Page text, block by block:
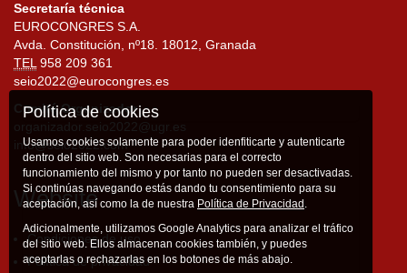
Secretaría técnica
EUROCONGRES S.A.
Avda. Constitución, nº18. 18012, Granada
TEL958 209 361
seio2022@eurocongres.es
Comité Organizador
organizador.seio2022@ugr.es
info@seio2022.com
Website
Condiciones de uso
Política de privacidad
Política de cookies
Usamos cookies solamente para poder idenfiticarte y autenticarte
dentro del sitio web. Son necesarias para el correcto
funcionamiento del mismo y por tanto no pueden ser desactivadas.
Si continúas navegando estás dando tu consentimiento para su
aceptación, así como la de nuestra Política de Privacidad .
Adicionalmente, utilizamos Google Analytics para analizar el tráfico
del sitio web. Ellos almacenan cookies también, y puedes
aceptarlas o rechazarlas en los botones de más abajo.